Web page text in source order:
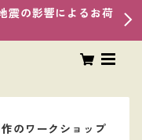
震の影響によるお荷
のワークショップ